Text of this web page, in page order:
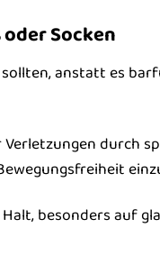
Socken
anstatt es
durch
besonders auf